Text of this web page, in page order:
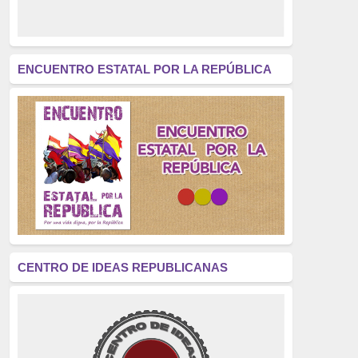
América Latina
(305)
Exhumación
(304)
Golpe de Estado
(304)
Brigadas Internacionales
(303)
pensamiento
(294)
Revisionismo
(289)
La Transición
(275)
educación pública
(270)
ENCUENTRO ESTATAL POR LA REPÚBLICA
CENTRO DE IDEAS REPUBLICANAS